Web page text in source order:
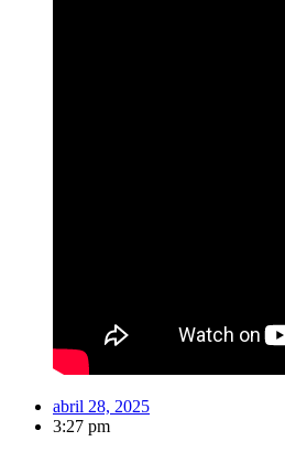
abril 28, 2025
3:27 pm